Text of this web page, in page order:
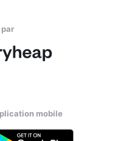
par
mobile